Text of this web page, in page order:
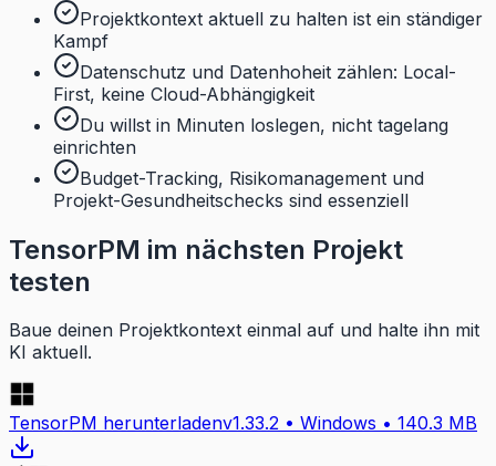
Projektkontext aktuell zu halten ist ein ständiger
Kampf
Datenschutz und Datenhoheit zählen: Local-
First, keine Cloud-Abhängigkeit
Du willst in Minuten loslegen, nicht tagelang
einrichten
Budget-Tracking, Risikomanagement und
Projekt-Gesundheitschecks sind essenziell
TensorPM im nächsten Projekt
testen
Baue deinen Projektkontext einmal auf und halte ihn mit
KI aktuell.
TensorPM herunterladenv1.33.2 • Windows • 140.3 MB